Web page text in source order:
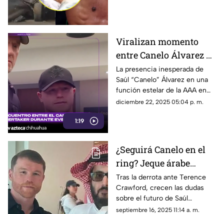
1:19
Viralizan momento
entre Canelo Álvarez y
The Undertaker en
lucha libre AAA | VIDEO
La presencia inesperada de
Saúl “Canelo” Álvarez en una
función estelar de la AAA en
Guadalajara desató la euforia
diciembre 22, 2025 05:04 p. m.
¿Seguirá Canelo en el
ring? Jeque árabe
adelanta planes del
boxeador para 2026
Tras la derrota ante Terence
Crawford, crecen las dudas
sobre el futuro de Saúl
“Canelo” Álvarez; un jeque
septiembre 16, 2025 11:14 a. m.